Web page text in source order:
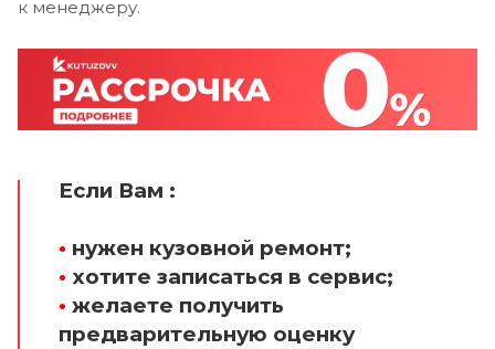
к менеджеру.
Если Вам :
• нужен кузовной ремонт;
• хотите записаться в сервис;
• желаете получить
предварительную оценку